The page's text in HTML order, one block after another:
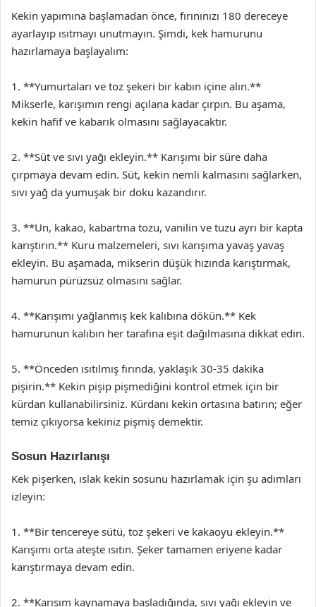
Kekin yapımına başlamadan önce, fırınınızı 180 dereceye
ayarlayıp ısıtmayı unutmayın. Şimdi, kek hamurunu
hazırlamaya başlayalım:
1. **Yumurtaları ve toz şekeri bir kabın içine alın.**
Mikserle, karışımın rengi açılana kadar çırpın. Bu aşama,
kekin hafif ve kabarık olmasını sağlayacaktır.
2. **Süt ve sıvı yağı ekleyin.** Karışımı bir süre daha
çırpmaya devam edin. Süt, kekin nemli kalmasını sağlarken,
sıvı yağ da yumuşak bir doku kazandırır.
3. **Un, kakao, kabartma tozu, vanilin ve tuzu ayrı bir kapta
karıştırın.** Kuru malzemeleri, sıvı karışıma yavaş yavaş
ekleyin. Bu aşamada, mikserin düşük hızında karıştırmak,
hamurun pürüzsüz olmasını sağlar.
4. **Karışımı yağlanmış kek kalıbına dökün.** Kek
hamurunun kalıbın her tarafına eşit dağılmasına dikkat edin.
5. **Önceden ısıtılmış fırında, yaklaşık 30-35 dakika
pişirin.** Kekin pişip pişmediğini kontrol etmek için bir
kürdan kullanabilirsiniz. Kürdanı kekin ortasına batırın; eğer
temiz çıkıyorsa kekiniz pişmiş demektir.
Sosun Hazırlanışı
Kek pişerken, ıslak kekin sosunu hazırlamak için şu adımları
izleyin:
1. **Bir tencereye sütü, toz şekeri ve kakaoyu ekleyin.**
Karışımı orta ateşte ısıtın. Şeker tamamen eriyene kadar
karıştırmaya devam edin.
2. **Karışım kaynamaya başladığında, sıvı yağı ekleyin ve